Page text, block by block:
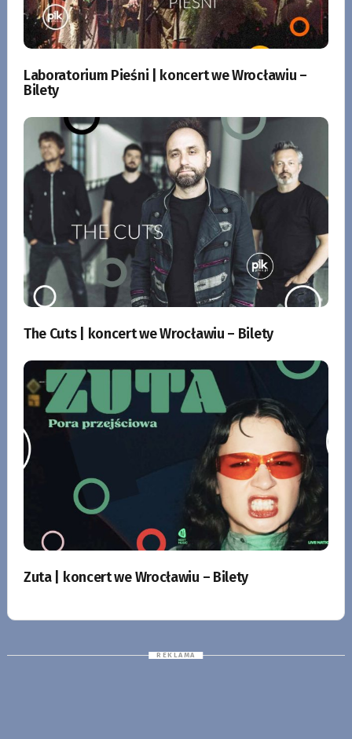
Laboratorium Pieśni | koncert we Wrocławiu –
Bilety
The Cuts | koncert we Wrocławiu – Bilety
Zuta | koncert we Wrocławiu – Bilety